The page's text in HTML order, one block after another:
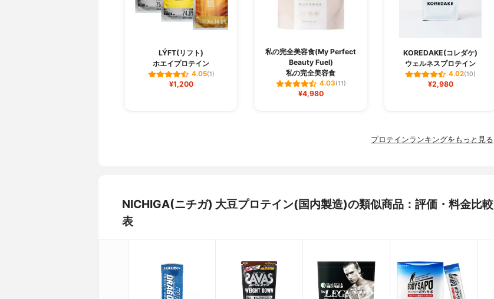
LÝFT(リフト)
ホエイプロテイン
4.05(1)
¥1,200
私の完全美容食(My Perfect
Beauty Fuel)
私の完全美容食
4.03(11)
¥4,980
KOREDAKE(コレダケ)
ウェルネスプロテイン
4.02(10)
¥2,980
プロテインランキングをもっと見る
NICHIGA(ニチガ) 大豆プロテイン(国内製造)の類似商品：評価・料金比較
表